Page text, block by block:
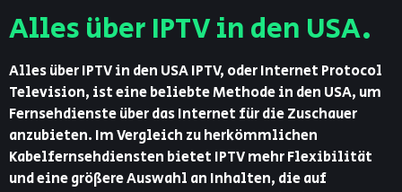
Alles über IPTV in den USA.
Alles über IPTV in den USA IPTV, oder Internet Protocol
Television, ist eine beliebte Methode in den USA, um
Fernsehdienste über das Internet für die Zuschauer
anzubieten. Im Vergleich zu herkömmlichen
Kabelfernsehdiensten bietet IPTV mehr Flexibilität
und eine größere Auswahl an Inhalten, die auf